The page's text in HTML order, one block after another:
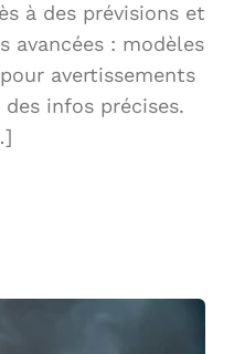
à des prévisions et
avancées : modèles
avertissements
infos précises.